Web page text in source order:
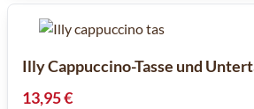
Illy Cappuccino-Tasse und
13,95 €